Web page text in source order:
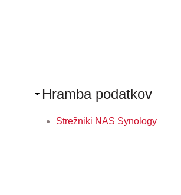
Hramba podatkov
Strežniki NAS Synology